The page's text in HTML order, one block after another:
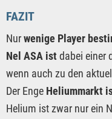
FAZIT
Nurwenige Player
Nel ASA istdabei einer
wenn auch zu den
Der Enge Heliummarkt
Helium ist zwar nur ein